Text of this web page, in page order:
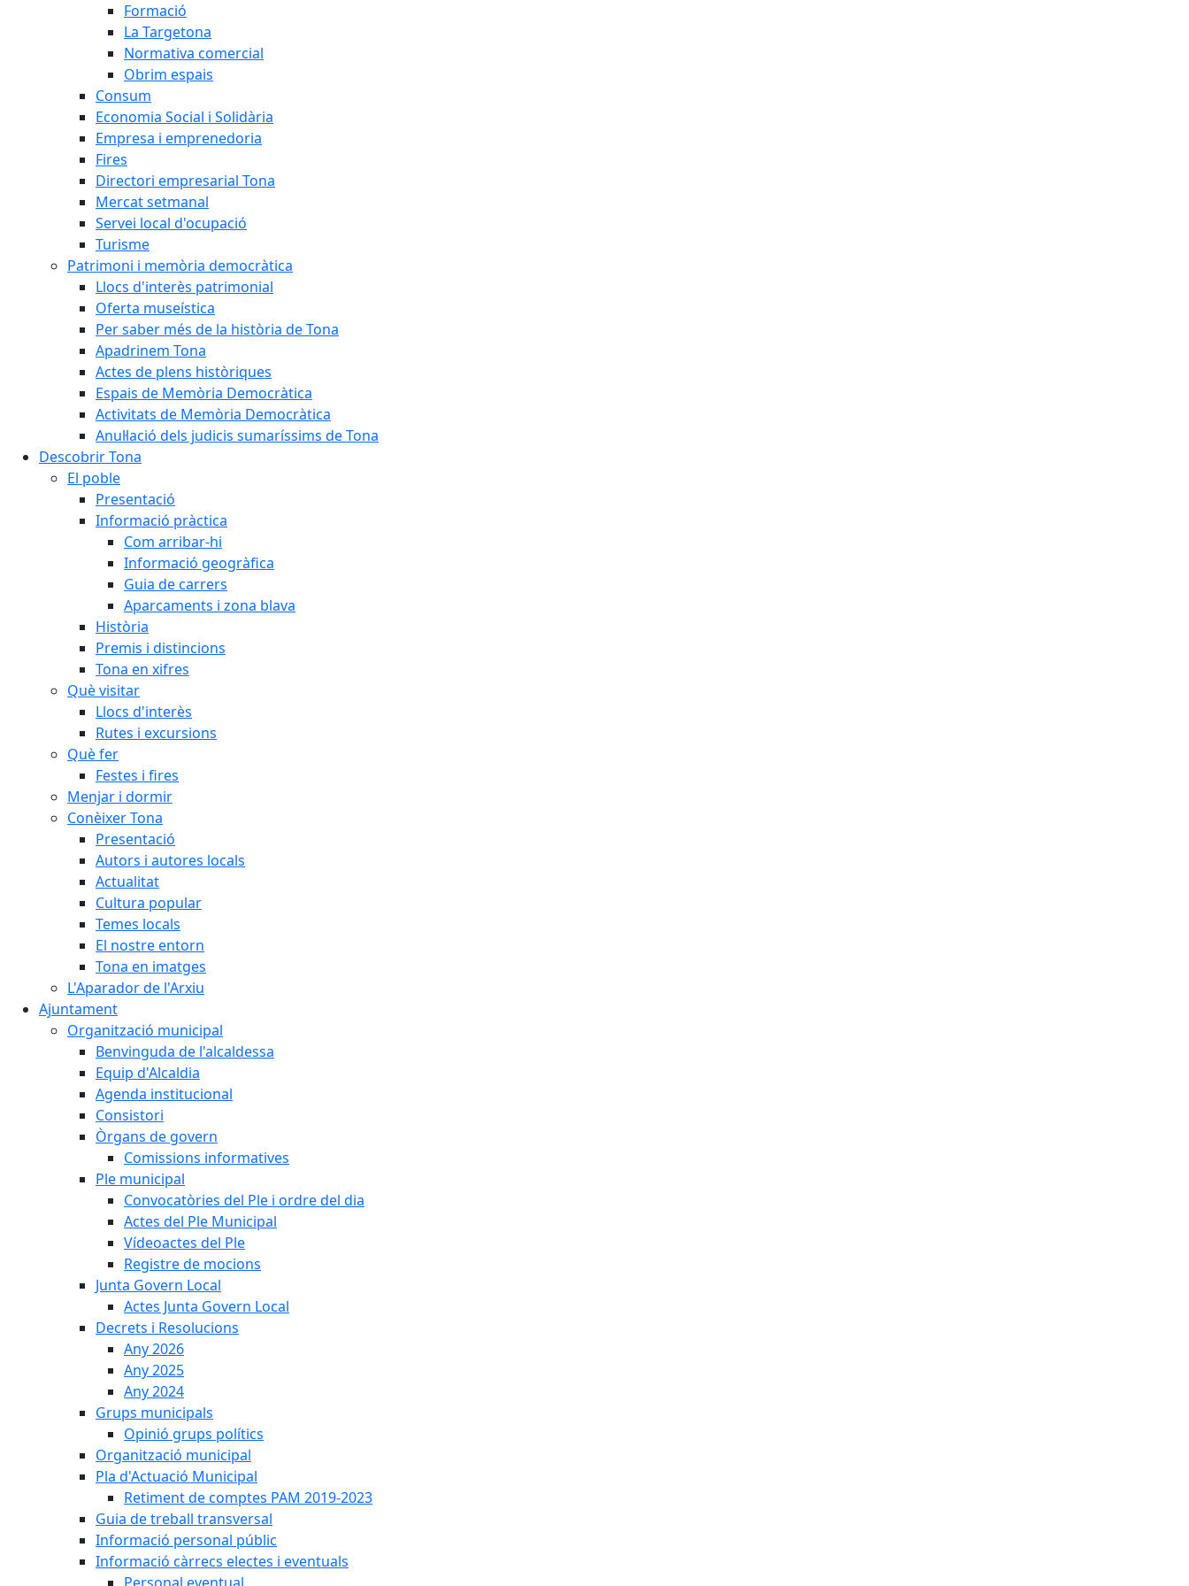
Formació
La Targetona
Normativa comercial
Obrim espais
Consum
Economia Social i Solidària
Empresa i emprenedoria
Fires
Directori empresarial Tona
Mercat setmanal
Servei local d'ocupació
Turisme
Patrimoni i memòria democràtica
Llocs d'interès patrimonial
Oferta museística
Per saber més de la història de Tona
Apadrinem Tona
Actes de plens històriques
Espais de Memòria Democràtica
Activitats de Memòria Democràtica
Anul·lació dels judicis sumaríssims de Tona
Descobrir Tona
El poble
Presentació
Informació pràctica
Com arribar-hi
Informació geogràfica
Guia de carrers
Aparcaments i zona blava
Història
Premis i distincions
Tona en xifres
Què visitar
Llocs d'interès
Rutes i excursions
Què fer
Festes i fires
Menjar i dormir
Conèixer Tona
Presentació
Autors i autores locals
Actualitat
Cultura popular
Temes locals
El nostre entorn
Tona en imatges
L'Aparador de l'Arxiu
Ajuntament
Organització municipal
Benvinguda de l'alcaldessa
Equip d'Alcaldia
Agenda institucional
Consistori
Òrgans de govern
Comissions informatives
Ple municipal
Convocatòries del Ple i ordre del dia
Actes del Ple Municipal
Vídeoactes del Ple
Registre de mocions
Junta Govern Local
Actes Junta Govern Local
Decrets i Resolucions
Any 2026
Any 2025
Any 2024
Grups municipals
Opinió grups polítics
Organització municipal
Pla d'Actuació Municipal
Retiment de comptes PAM 2019-2023
Guia de treball transversal
Informació personal públic
Informació càrrecs electes i eventuals